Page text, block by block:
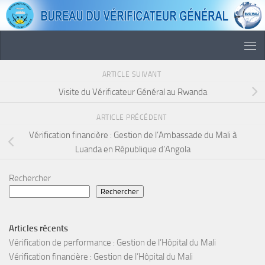
Skip to content
ARTICLE SUIVANT
Visite du Vérificateur Général au Rwanda
ARTICLE PRÉCÉDENT
Vérification financière : Gestion de l’Ambassade du Mali à
Luanda en République d’Angola
Rechercher
Rechercher
Articles récents
Vérification de performance : Gestion de l’Hôpital du Mali
Vérification financière : Gestion de l’Hôpital du Mali